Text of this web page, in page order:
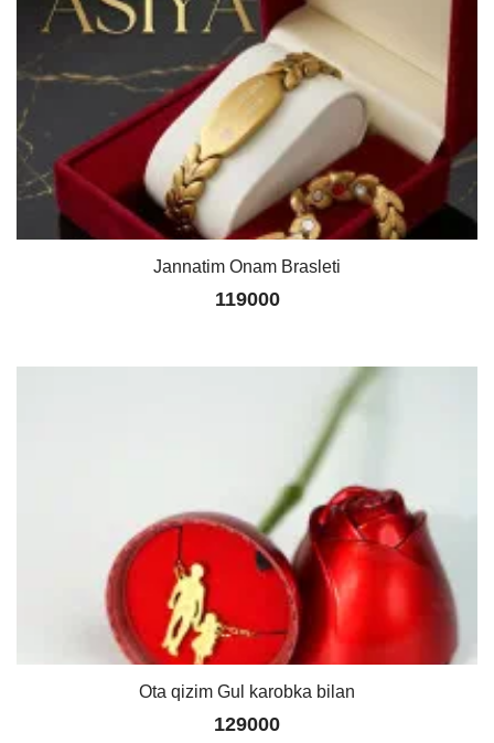
Jannatim Onam Brasleti
119000
Ota qizim Gul karobka bilan
129000